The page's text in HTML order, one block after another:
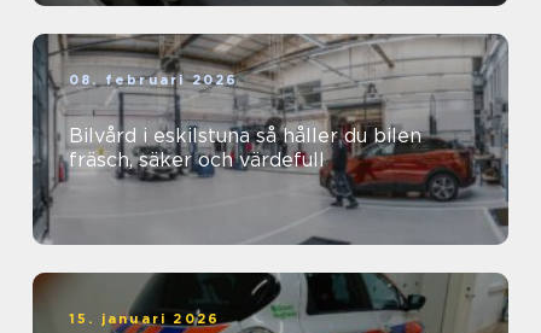
08. februari 2026
Bilvård i eskilstuna så håller du bilen
fräsch, säker och värdefull
15. januari 2026